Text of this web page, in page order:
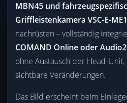
MBN45 und
Griffleistenkamera VSC-E-
nachrüsten – vollständig
COMAND Online oder
ohne Austausch der Head-
sichtbare Veränderungen.
Das Bild erscheint beim